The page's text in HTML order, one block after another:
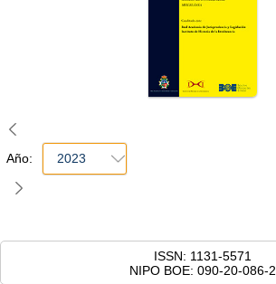
Año: 2023
ISSN: 1131-5571
NIPO BOE: 090-20-086-2